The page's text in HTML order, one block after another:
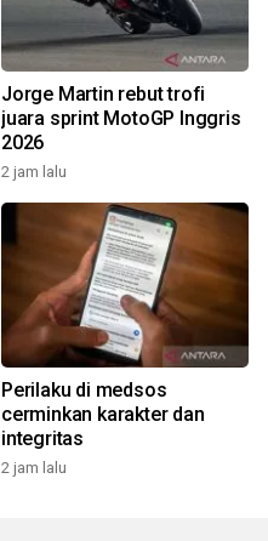
Jorge Martin rebut trofi
juara sprint MotoGP Inggris
2026
2 jam lalu
Perilaku di medsos
cerminkan karakter dan
integritas
2 jam lalu